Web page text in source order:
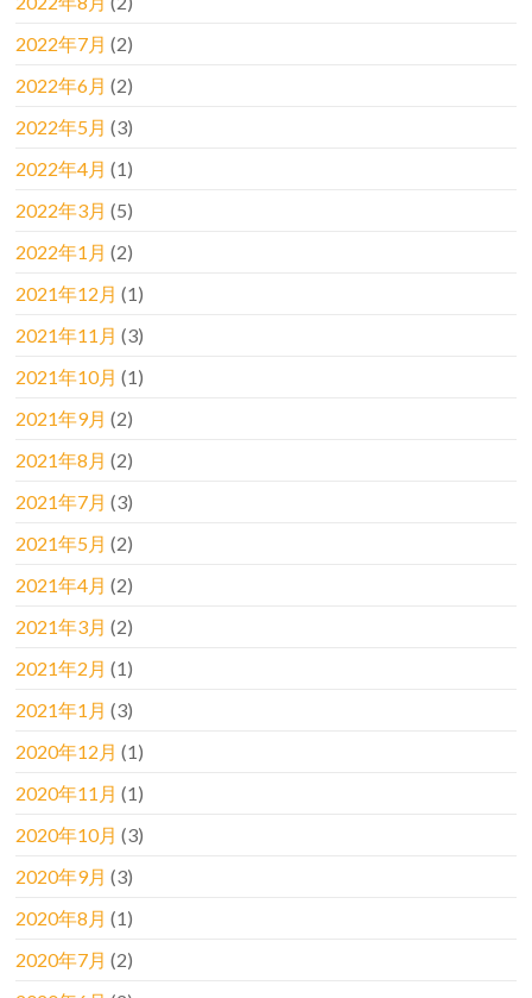
2022年7月 (2)
2022年6月 (2)
2022年5月 (3)
2022年4月 (1)
2022年3月 (5)
2022年1月 (2)
2021年12月 (1)
2021年11月 (3)
2021年10月 (1)
2021年9月 (2)
2021年8月 (2)
2021年7月 (3)
2021年5月 (2)
2021年4月 (2)
2021年3月 (2)
2021年2月 (1)
2021年1月 (3)
2020年12月 (1)
2020年11月 (1)
2020年10月 (3)
2020年9月 (3)
2020年8月 (1)
2020年7月 (2)